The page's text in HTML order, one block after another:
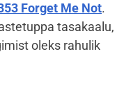
Forget Me Not.
tasakaalu,
oleks rahulik